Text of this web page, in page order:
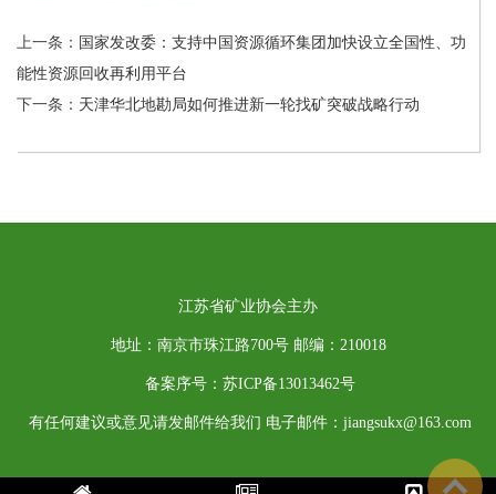
上一条： 国家发改委：支持中国资源循环集团加快设立全国性、功
能性资源回收再利用平台
下一条： 天津华北地勘局如何推进新一轮找矿突破战略行动
江苏省矿业协会主办
地址：南京市珠江路700号 邮编：210018
备案序号：苏ICP备13013462号
有任何建议或意见请发邮件给我们 电子邮件：jiangsukx@163.com